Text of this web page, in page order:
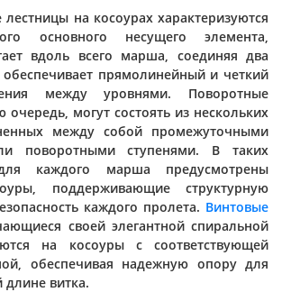
на косоурах характеризуются
основного несущего элемента,
вдоль всего марша, соединяя два
прямолинейный и четкий
между уровнями. Поворотные
очередь, могут состоять из нескольких
между собой промежуточными
поворотными ступенями. В таких
каждого марша предусмотрены
поддерживающие структурную
каждого пролета. Винтовые
своей элегантной спиральной
на косоуры с соответствующей
обеспечивая надежную опору для
длине витка.